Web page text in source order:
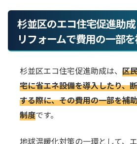
杉並区のエコ住宅促進助
リフォームで費用の一部
杉並区エコ住宅促進助成は、 区
宅に省エネ設備を導入したり、
する際に、その費用の一部を補
制度です。
地球温暖化対策の一環として、